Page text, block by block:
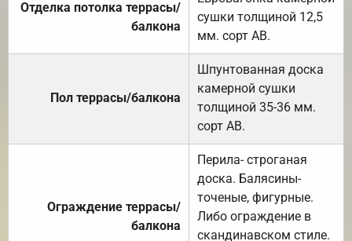
Отделка потолка террасы/
балкона
сушки толщиной 12,5
мм. сорт АВ.
Пол террасы/балкона
Шпунтованная доска
камерной сушки
толщиной 35-36 мм.
сорт АВ.
Ограждение террасы/
балкона
Перила- строганая
доска. Балясины-
точеные, фигурные.
Либо ограждение в
скандинавском стиле.